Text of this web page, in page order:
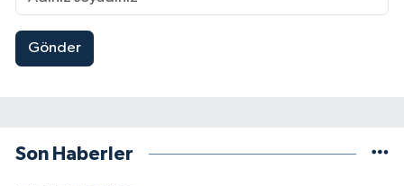
Gönder
Son Haberler